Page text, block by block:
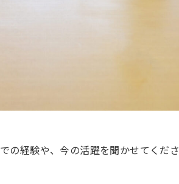
の経験や、今の活躍を聞かせてくださ